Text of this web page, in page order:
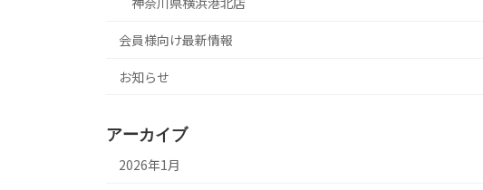
会員様向け最新情報
お知らせ
アーカイブ
2026年1月